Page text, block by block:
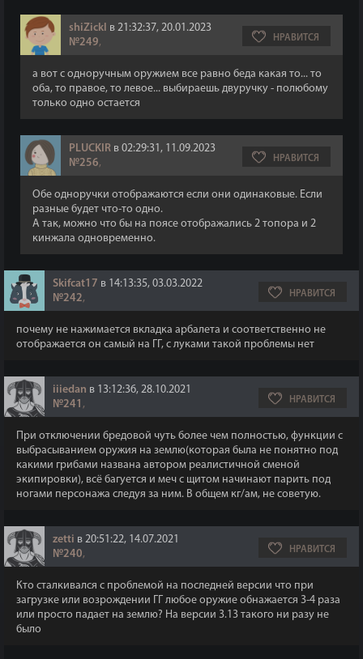
shiZickl в 21:32:37, 20.01.2023
№249, НРАВИТСЯ
а вот с одноручным оружием все равно беда какая то... то
оба, то правое, то левое... выбираешь двуручку - полюбому
только одно остается
PLUCKIR в 02:29:31, 11.09.2023
№256, НРАВИТСЯ
Обе одноручки отображаются если они одинаковые. Если
разные будет что-то одно.
А так, можно что бы на поясе отображались 2 топора и 2
кинжала одновременно.
Skifcat17 в 14:13:35, 03.03.2022
№242, НРАВИТСЯ
почему не нажимается вкладка арбалета и соответственно не
отображается он самый на ГГ, с луками такой проблемы нет
iiiedan в 13:12:36, 28.10.2021
№241 , НРАВИТСЯ
При отключении бредовой чуть более чем полностью, функции с
выбрасыванием оружия на землю(которая была не понятно под
какими грибами названа автором реалистичной сменой
экипировки), всё багуется и меч с щитом начинают парить под
ногами персонажа следуя за ним. В общем кг/ам, не советую.
zetti в 20:51:22, 14.07.2021
№240, НРАВИТСЯ
Кто сталкивался с проблемой на последней версии что при
загрузке или возрождении ГГ любое оружие обнажается 3-4 раза
или просто падает на землю? На версии 3.13 такого ни разу не
было